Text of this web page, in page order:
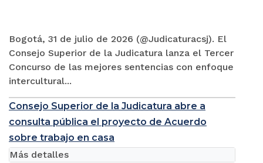
Bogotá, 31 de julio de 2026 (@Judicaturacsj). El
Consejo Superior de la Judicatura lanza el Tercer
Concurso de las mejores sentencias con enfoque
intercultural...
Consejo Superior de la Judicatura abre a
consulta pública el proyecto de Acuerdo
sobre trabajo en casa
Más detalles